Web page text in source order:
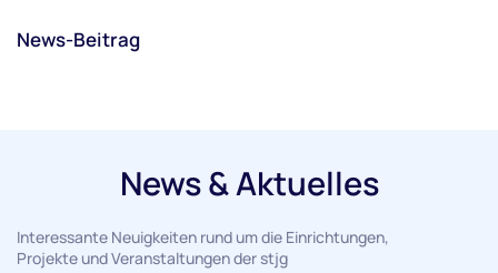
News-Beitrag
News & Aktuelles
Interessante Neuigkeiten rund um die Einrichtungen,
Projekte und Veranstaltungen der stjg